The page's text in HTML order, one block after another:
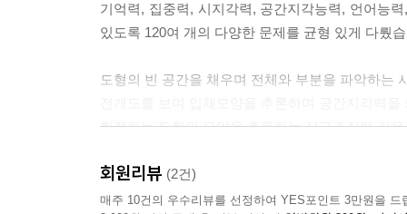
기억력, 집중력, 시지각력, 공간지각능력, 언어능
있도록 120여 개의 다양한 문제를 균형 있게 다뤘
도형의 빈 공간을 채우며 전체와 부분을 파악하는
회전하는 도형의 모양을 추론하는 사고조직력 키
외출하는 순서를 생각하며 문제해결능력 키우는
회원리뷰 (2건)
매주 10건의 우수리뷰를 선정하여 YES포인트 3만원을 드